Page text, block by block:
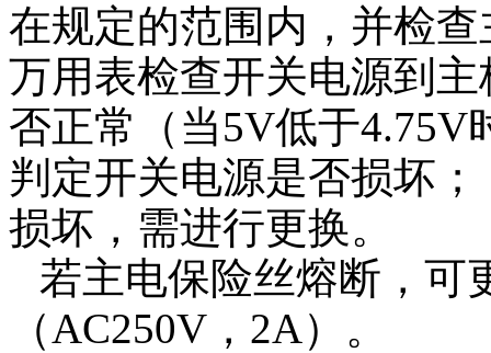
在规定的范围内，并检
万用表检查开关电源到
否正常（当5V低于4.75V
判定开关电源是否损坏
损坏，需进行更换。
若主电保险丝熔断，可
（AC250V，2A）。